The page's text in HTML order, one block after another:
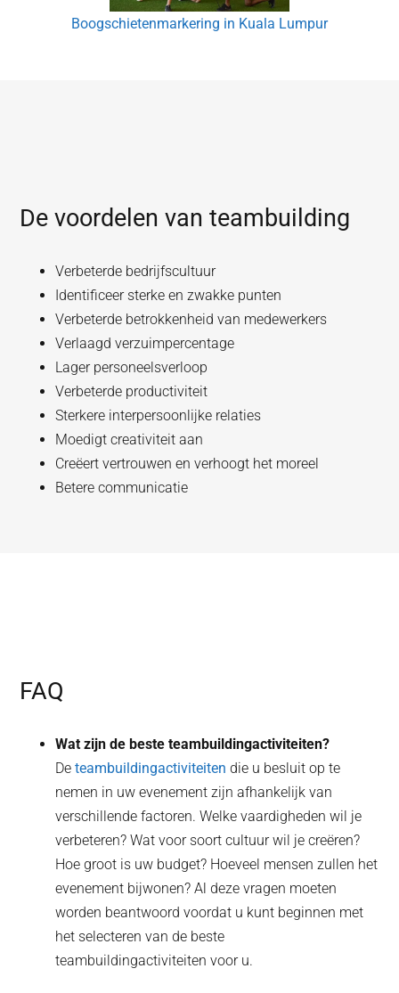
Boogschietenmarkering in Kuala Lumpur
De voordelen van teambuilding
Verbeterde bedrijfscultuur
Identificeer sterke en zwakke punten
Verbeterde betrokkenheid van medewerkers
Verlaagd verzuimpercentage
Lager personeelsverloop
Verbeterde productiviteit
Sterkere interpersoonlijke relaties
Moedigt creativiteit aan
Creëert vertrouwen en verhoogt het moreel
Betere communicatie
FAQ
Wat zijn de beste teambuildingactiviteiten?
Deteambuildingactiviteiten die u besluit op te
nemen in uw evenement zijn afhankelijk van
verschillende factoren. Welke vaardigheden wil je
verbeteren? Wat voor soort cultuur wil je creëren?
Hoe groot is uw budget? Hoeveel mensen zullen het
evenement bijwonen? Al deze vragen moeten
worden beantwoord voordat u kunt beginnen met
het selecteren van de beste
teambuildingactiviteiten voor u.